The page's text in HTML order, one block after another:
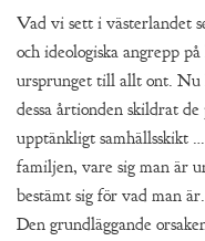
Vad vi sett i västerlandet
och ideologiska angrepp
ursprunget till allt ont. Nu
dessa årtionden skildrat
upptänkligt samhällsskikt
familjen, vare sig man är
bestämt sig för vad man är.
Den grundläggande